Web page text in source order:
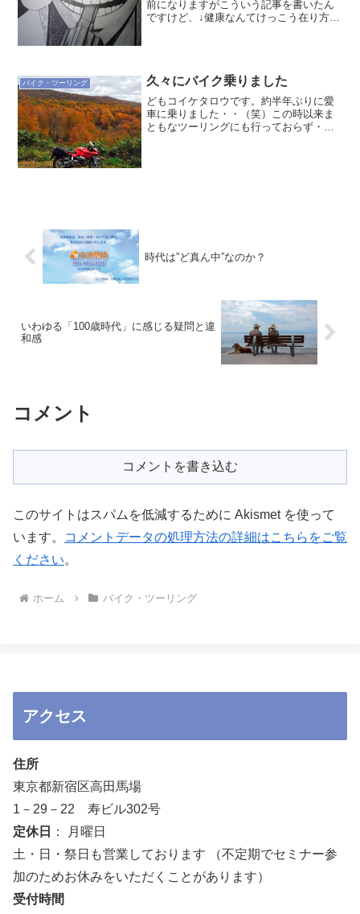
前になりますがこういう記事を書いたん
ですけど、↓健康なんてけっこう在り方で
バイク・ツーリング 久々にバイク乗りました
どもコイケタロウです。約半年ぶりに愛
車に乗りました・・（笑）この時以来ま
ともなツーリングにも行っておらず・・
時代は”ど真ん中”なのか？
いわゆる「100歳時代」に感じる疑問と違
和感
コメント
コメントを書き込む
このサイトはスパムを低減するために Akismet を使って
います。
コメントデータの処理方法の詳細はこちらをご覧
ください。
ホーム バイク・ツーリング
アクセス
住所
東京都新宿区高田馬場
1－29－22 寿ビル302号
定休日
： 月曜日
土・日・祭日も営業しております （不定期でセミナー参
加のためお休みをいただくことがあります）
受付時間